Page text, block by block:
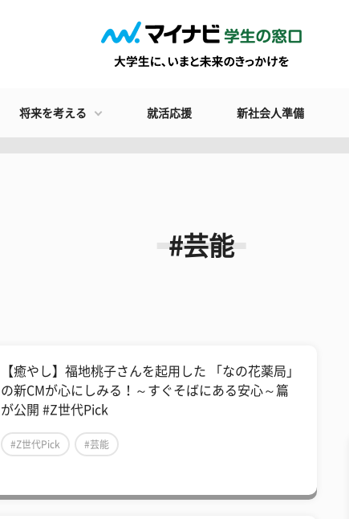
将来を考える 就活応援 新社会人準備
#芸能
【癒やし】福地桃子さんを起用した 「なの花薬局」
の新CMが心にしみる！～すぐそばにある安心～篇
が公開 #Z世代Pick
#Z世代Pick #芸能